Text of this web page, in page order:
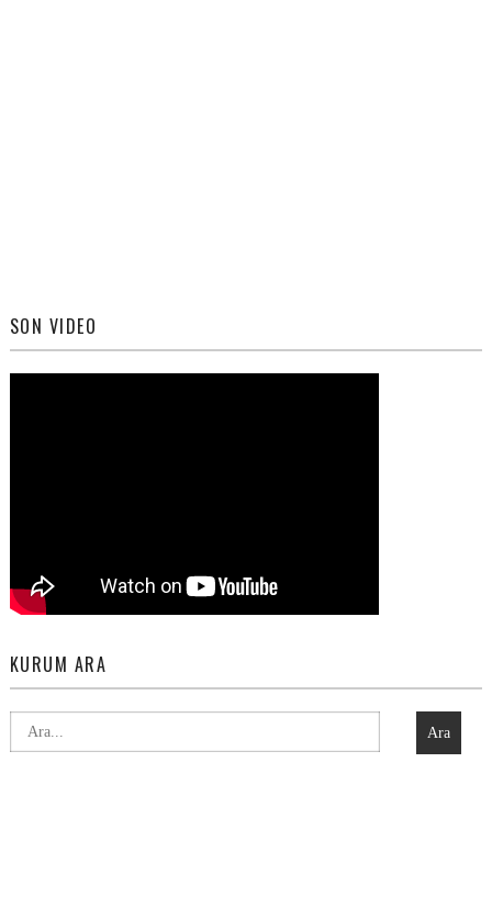
SON VIDEO
KURUM ARA
Ara